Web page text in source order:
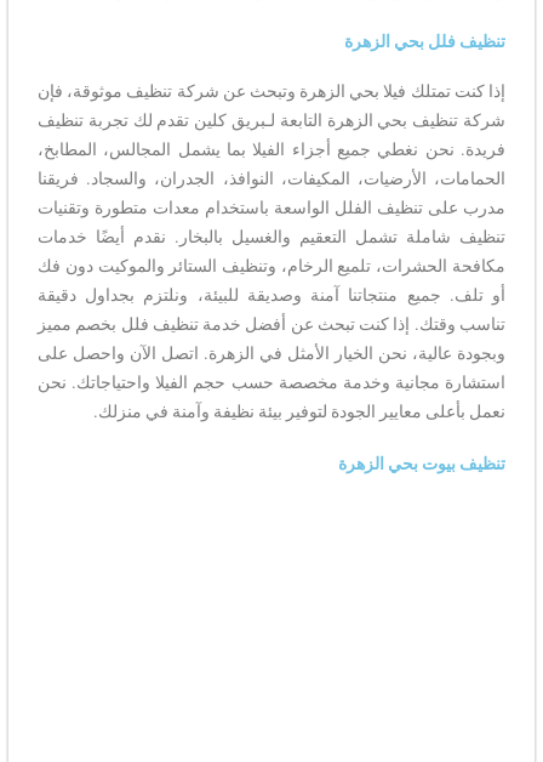
تنظيف فلل بحي الزهرة
إذا كنت تمتلك فيلا بحي الزهرة وتبحث عن شركة تنظيف موثوقة، فإن
شركة تنظيف بحي الزهرة التابعة لـبريق كلين تقدم لك تجربة تنظيف
فريدة. نحن نغطي جميع أجزاء الفيلا بما يشمل المجالس، المطابخ،
الحمامات، الأرضيات، المكيفات، النوافذ، الجدران، والسجاد. فريقنا
مدرب على تنظيف الفلل الواسعة باستخدام معدات متطورة وتقنيات
تنظيف شاملة تشمل التعقيم والغسيل بالبخار. نقدم أيضًا خدمات
مكافحة الحشرات، تلميع الرخام، وتنظيف الستائر والموكيت دون فك
أو تلف. جميع منتجاتنا آمنة وصديقة للبيئة، ونلتزم بجداول دقيقة
تناسب وقتك. إذا كنت تبحث عن أفضل خدمة تنظيف فلل بخصم مميز
وبجودة عالية، نحن الخيار الأمثل في الزهرة. اتصل الآن واحصل على
استشارة مجانية وخدمة مخصصة حسب حجم الفيلا واحتياجاتك. نحن
نعمل بأعلى معايير الجودة لتوفير بيئة نظيفة وآمنة في منزلك.
تنظيف بيوت بحي الزهرة